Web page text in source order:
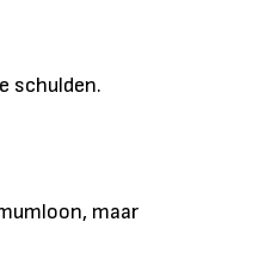
schulden.
maar